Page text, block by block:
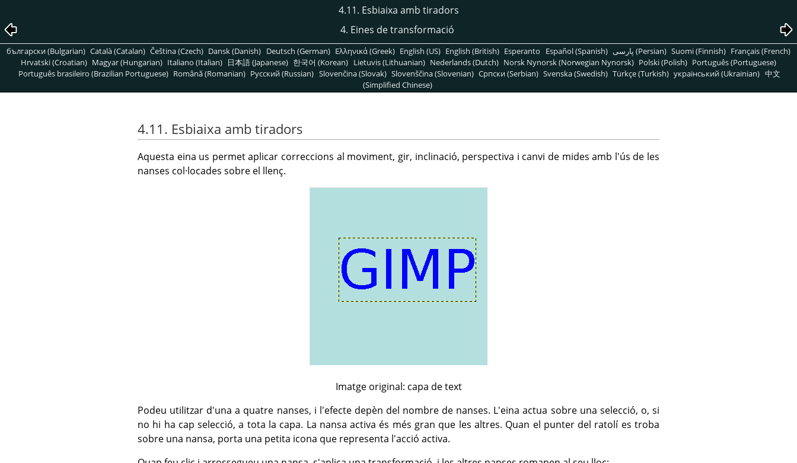
4.11. Esbiaixa amb tiradors
4. Eines de transformació
български (Bulgarian) Català (Catalan) Čeština (Czech) Dansk (Danish) Deutsch (German) Ελληνικά (Greek) English (US) English (British) Esperanto Español (Spanish) پارسی (Persian) Suomi (Finnish) Français (French)
Hrvatski (Croatian) Magyar (Hungarian) Italiano (Italian) 日本語 (Japanese) 한국어 (Korean) Lietuvis (Lithuanian) Nederlands (Dutch) Norsk Nynorsk (Norwegian Nynorsk) Polski (Polish) Português (Portuguese)
Português brasileiro (Brazilian Portuguese) Română (Romanian) Pусский (Russian) Slovenčina (Slovak) Slovenščina (Slovenian) Српски (Serbian) Svenska (Swedish) Türkçe (Turkish) український (Ukrainian) 中文
(Simplified Chinese)
4.11. Esbiaixa amb tiradors
Aquesta eina us permet aplicar correccions al moviment, gir, inclinació, perspectiva i canvi de mides amb l'ús de les
nanses col·locades sobre el llenç.
Imatge original: capa de text
Podeu utilitzar d'una a quatre nanses, i l'efecte depèn del nombre de nanses. L'eina actua sobre una selecció, o, si
no hi ha cap selecció, a tota la capa. La nansa activa és més gran que les altres. Quan el punter del ratolí es troba
sobre una nansa, porta una petita icona que representa l'acció activa.